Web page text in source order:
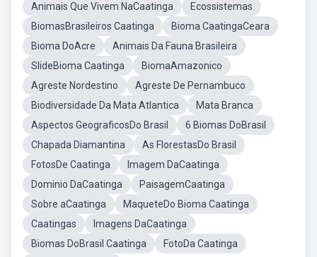
Animais Que Vivem NaCaatinga
Ecossistemas
BiomasBrasileiros Caatinga
Bioma CaatingaCeara
Bioma DoAcre
Animais Da Fauna Brasileira
SlideBioma Caatinga
BiomaAmazonico
Agreste Nordestino
Agreste De Pernambuco
Biodiversidade Da Mata Atlantica
Mata Branca
Aspectos GeograficosDo Brasil
6 Biomas DoBrasil
Chapada Diamantina
As FlorestasDo Brasil
FotosDe Caatinga
Imagem DaCaatinga
Dominio DaCaatinga
PaisagemCaatinga
Sobre aCaatinga
MaqueteDo Bioma Caatinga
Caatingas
Imagens DaCaatinga
Biomas DoBrasil Caatinga
FotoDa Caatinga